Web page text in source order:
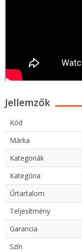
Jellemzők
Kód
Márka
Kategoriák
Kategória
Űrtartalom
Teljesítmény
Garancia
Szín